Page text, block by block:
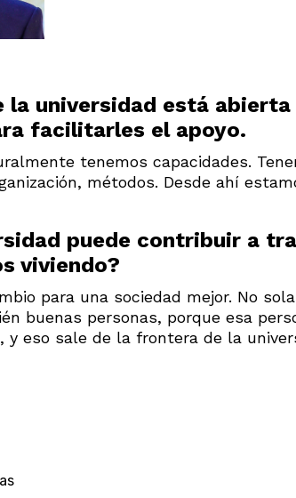
la universidad está
facilitarles el apoyo.
tenemos capacidades.
métodos. Desde ahí
puede contribuir a
viviendo?
para una sociedad mejor. No
buenas personas, porque esa
y eso sale de la frontera de la